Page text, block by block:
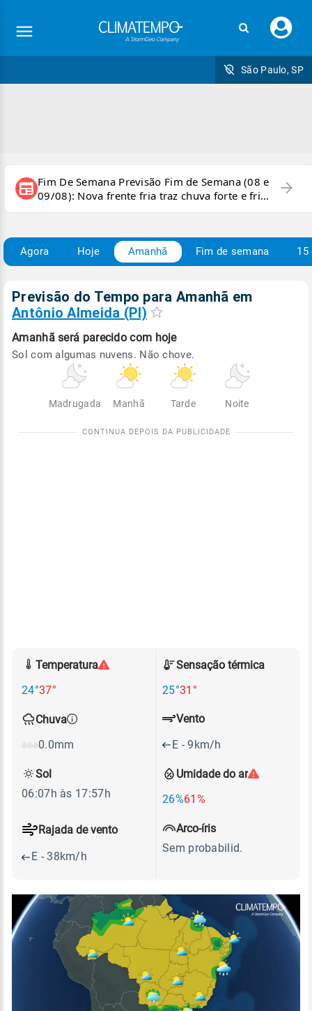
seu
São Paulo, SP
newspaper Fim De Semana Previsão Fim de Semana (08 e
09/08): Nova frente fria traz chuva forte e frio
para áreas do país
arrow_forward
Agora Hoje Amanhã Fim de semana 15
Previsão do Tempo para Amanhã em
Antônio Almeida (PI)
Amanhã será parecido com hoje
Sol com algumas nuvens. Não chove.
Madrugada Manhã Tarde Noite
Temperatura
24°37°
Sensação térmica
25°31°
Chuva
0.0mm
Umidade do ar
26%61%
Vento
E - 9km/h
Rajada de vento
E - 38km/h
Sol
06:07h às 17:57h
Arco-íris
Sem probabilid.